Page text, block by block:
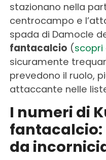
stazionano nella
centrocampo e
spada di Damocle
fantacalcio (scopri
sicuramente
prevedono il ruolo,
attaccante nelle
I numeri di
fantacalcio:
da